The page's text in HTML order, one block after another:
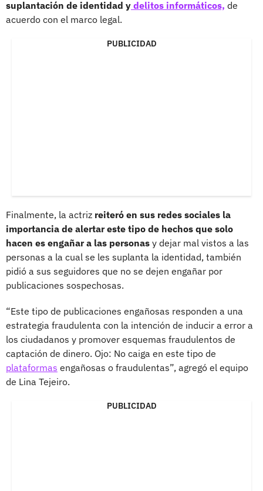
suplantación de identidad y delitos informáticos, de
acuerdo con el marco legal.
PUBLICIDAD
Finalmente, la actriz reiteró en sus redes sociales la
importancia de alertar este tipo de hechos que solo
hacen es engañar a las personas y dejar mal vistos a las
personas a la cual se les suplanta la identidad, también
pidió a sus seguidores que no se dejen engañar por
publicaciones sospechosas.
“Este tipo de publicaciones engañosas responden a una
estrategia fraudulenta con la intención de inducir a error a
los ciudadanos y promover esquemas fraudulentos de
captación de dinero. Ojo: No caiga en este tipo de
plataformas engañosas o fraudulentas”, agregó el equipo
de Lina Tejeiro.
PUBLICIDAD